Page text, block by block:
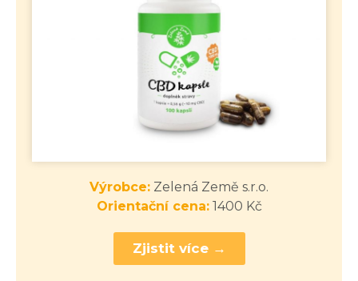
Výrobce: Zelená Země s.r.o.
Orientační cena:1400 Kč
Zjistit více →